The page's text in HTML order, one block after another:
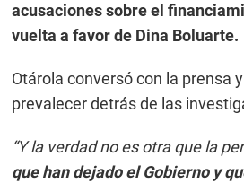
acusaciones sobre el
vuelta a favor de Dina Boluarte.
Otárola conversó con la prensa
prevalecer detrás de las
“Y la verdad no es otra que la
que han dejado el Gobierno y